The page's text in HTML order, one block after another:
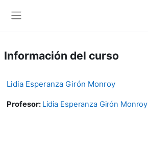
Información del curso
Lidia Esperanza Girón Monroy
Profesor: Lidia Esperanza Girón Monroy